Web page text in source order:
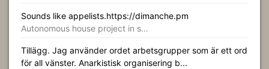
Sounds like appelists.https://dimanche.pm
Autonomous house project in s…
Tillägg. Jag använder ordet arbetsgrupper som är ett ord
för all vänster. Anarkistisk organisering b...